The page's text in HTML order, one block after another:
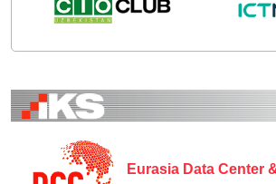
Eurasia Data Center